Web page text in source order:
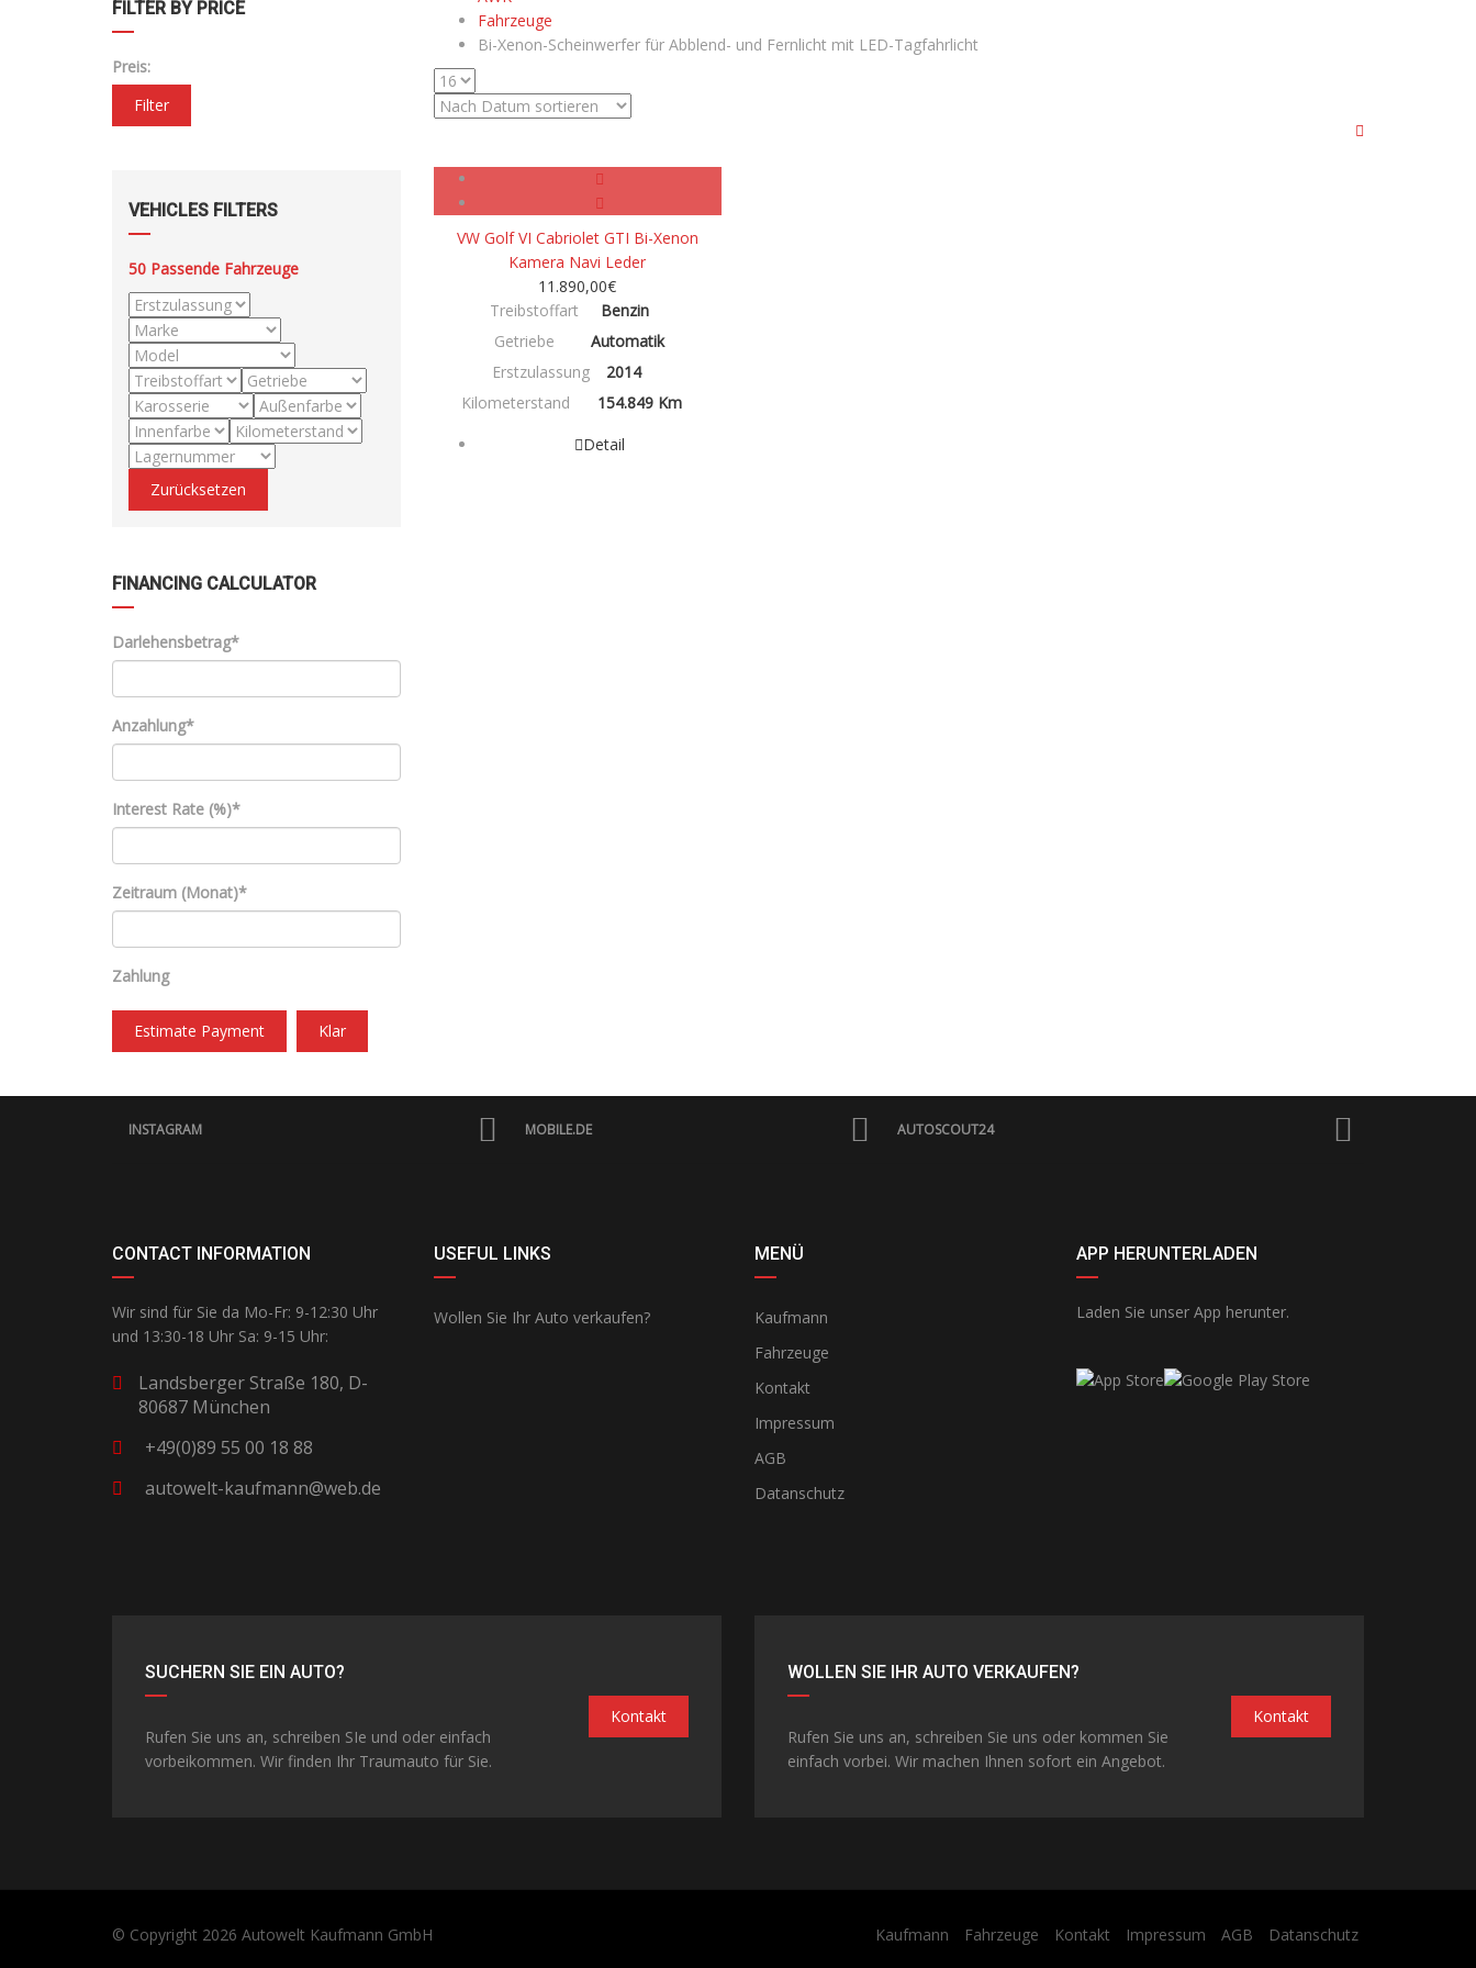
FILTER BY PRICE
Preis:
Filter
VEHICLES FILTERS
50 Passende Fahrzeuge
Zurücksetzen
FINANCING CALCULATOR
Darlehensbetrag*
Anzahlung*
Interest Rate (%)*
Zeitraum (Monat)*
Zahlung
Estimate Payment Klar
Fahrzeuge
Bi-Xenon-Scheinwerfer für Abblend- und Fernlicht mit LED-Tagfahrlicht
VW Golf VI Cabriolet GTI Bi-Xenon
Kamera Navi Leder
11.890,00€
Treibstoffart
Benzin
Getriebe
Automatik
Erstzulassung
2014
Kilometerstand
154.849 Km
Detail
INSTAGRAM MOBILE.DE AUTOSCOUT24
CONTACT INFORMATION
Wir sind für Sie da Mo-Fr: 9-12:30 Uhr
und 13:30-18 Uhr Sa: 9-15 Uhr:
Landsberger Straße 180, D-
80687 München
+49(0)89 55 00 18 88
autowelt-kaufmann@web.de
USEFUL LINKS
Wollen Sie Ihr Auto verkaufen?
MENÜ
Kaufmann
Fahrzeuge
Kontakt
Impressum
AGB
Datanschutz
APP HERUNTERLADEN
Laden Sie unser App herunter.
SUCHERN SIE EIN AUTO?
Rufen Sie uns an, schreiben SIe und oder einfach
vorbeikommen. Wir finden Ihr Traumauto für Sie.
Kontakt
WOLLEN SIE IHR AUTO VERKAUFEN?
Rufen Sie uns an, schreiben Sie uns oder kommen Sie
einfach vorbei. Wir machen Ihnen sofort ein Angebot.
Kontakt
© Copyright 2026 Autowelt Kaufmann GmbH Kaufmann Fahrzeuge Kontakt Impressum AGB Datanschutz